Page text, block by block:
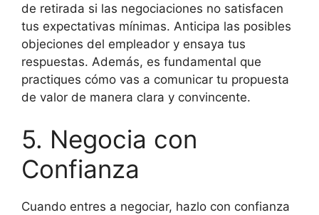
de retirada si las negociaciones no satisfacen
tus expectativas mínimas. Anticipa las posibles
objeciones del empleador y ensaya tus
respuestas. Además, es fundamental que
practiques cómo vas a comunicar tu propuesta
de valor de manera clara y convincente.
5. Negocia con
Confianza
Cuando entres a negociar, hazlo con confianza